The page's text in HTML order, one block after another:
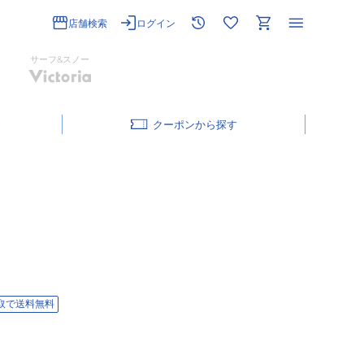
店舗検索 ログイン
サーフ&スノー
クーポン
で送料無料